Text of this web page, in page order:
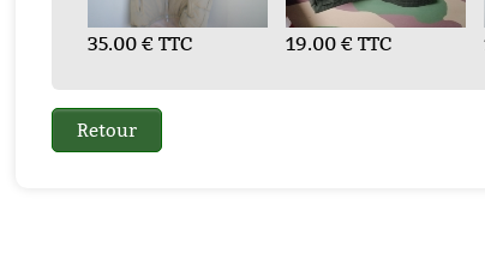
35.00 € TTC 78.00 € TTC 19.00 €
45.00 € TTC 19.00 € TTC
29.00 €
35.00 € TTC